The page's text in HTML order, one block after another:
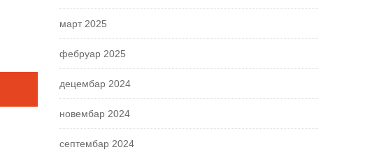
март 2025
фебруар 2025
децембар 2024
новембар 2024
септембар 2024